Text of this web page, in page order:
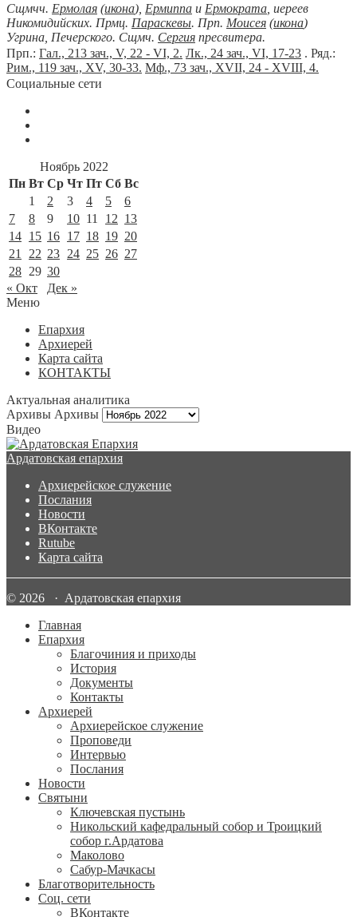
Сщмчч. Ермолая (икона), Ермиппа и Ермократа , иереев
Никомидийских. Прмц. Параскевы. Прп. Моисея (икона)
Угрина, Печерского. Сщмч. Сергия пресвитера.
Прп.: Гал., 213 зач., V, 22 - VI, 2. Лк., 24 зач., VI, 17-23 . Ряд.:
Рим., 119 зач., XV, 30-33. Мф., 73 зач., XVII, 24 - XVIII, 4.
Социальные сети
Ноябрь 2022
Пн Вт Ср Чт Пт Сб Вс
1
2 3 4 5
6
7
8 9 10 11 12 13
14 15 16 17 18 19 20
21
22 23 24 25 26 27
28 29 30
« Окт
Дек »
Меню
Епархия
Архиерей
Карта сайта
КОНТАКТЫ
Актуальная аналитика
Архивы Архивы
Видео
Ардатовская епархия
Архиерейское служение
Послания
Новости
ВКонтакте
Rutube
Карта сайта
© 2026 · Ардатовская епархия
Главная
Епархия
Благочиния и приходы
История
Документы
Контакты
Архиерей
Архиерейское служение
Проповеди
Интервью
Послания
Новости
Святыни
Ключевская пустынь
Никольский кафедральный собор и Троицкий
собор г.Ардатова
Маколово
Сабур-Мачкасы
Благотворительность
Соц. сети
ВКонтакте